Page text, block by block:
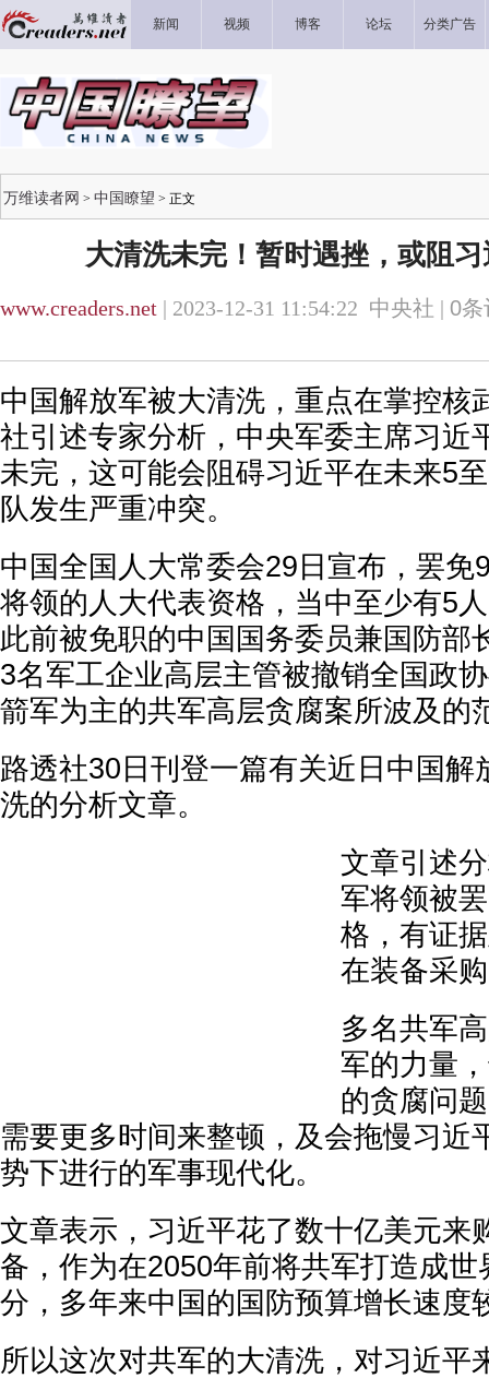
新闻 视频 博客 论坛 分类广告
万维读者网 > 中国瞭望 > 正文
大清洗未完！暂时遇挫，或阻
www.creaders.net | 2023-12-31 11:54:22 中央社 | 0
中国解放军被大清洗，重点在掌控核
社引述专家分析，中央军委主席习近
未完，这可能会阻碍习近平在未来5
队发生严重冲突。
中国全国人大常委会29日宣布，罢免
将领的人大代表资格，当中至少有5
此前被免职的中国国务委员兼国防部
3名军工企业高层主管被撤销全国政
箭军为主的共军高层贪腐案所波及的
路透社30日刊登一篇有关近日中国解
洗的分析文章。
文章引述
军将领被
格，有证
在装备采
多名共军
军的力量
的贪腐问
需要更多时间来整顿，及会拖慢习近
势下进行的军事现代化。
文章表示，习近平花了数十亿美元来
备，作为在2050年前将共军打造成
分，多年来中国的国防预算增长速度
所以这次对共军的大清洗，对习近平